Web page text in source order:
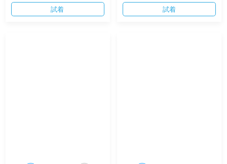
試着 試着